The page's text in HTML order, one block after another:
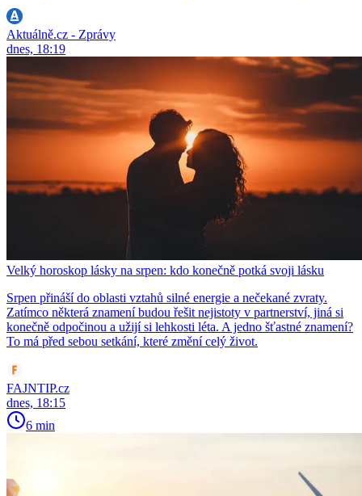
Aktuálně.cz - Zprávy
dnes, 18:19
Velký horoskop lásky na srpen: kdo konečně potká svoji lásku
Srpen přináší do oblasti vztahů silné energie a nečekané zvraty.
Zatímco některá znamení budou řešit nejistoty v partnerství, jiná si
konečně odpočinou a užijí si lehkosti léta. A jedno šťastné znamení?
To má před sebou setkání, které změní celý život.
FAJNTIP.cz
dnes, 18:15
6 min